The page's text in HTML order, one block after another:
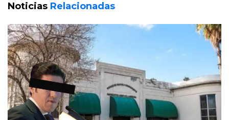
Noticias Relacionadas